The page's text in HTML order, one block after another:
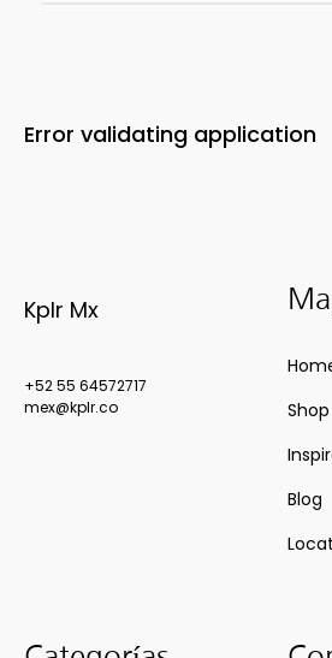
Error validating application
Kplr Mx
+52 55 64572717
mex@kplr.co
Shop
Blog